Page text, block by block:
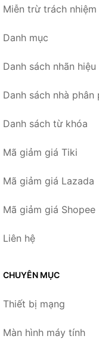
Miễn trừ trách nhiệm
Danh mục
Danh sách nhãn hiệu
Danh sách nhà phân
Danh sách từ khóa
Mã giảm giá Tiki
Mã giảm giá Lazada
Mã giảm giá Shopee
Liên hệ
CHUYÊN MỤC
Thiết bị mạng
Màn hình máy tính